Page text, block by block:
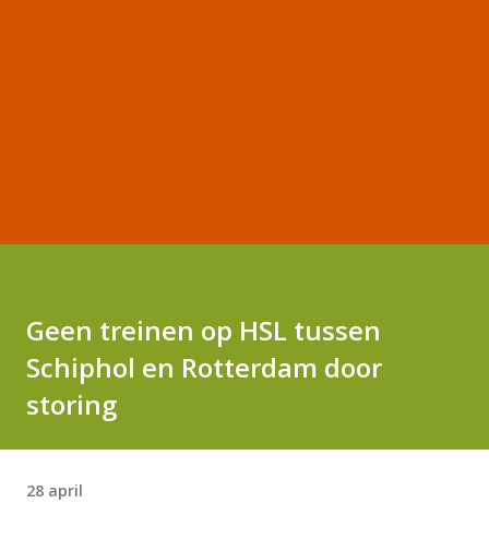
Geen treinen op HSL tussen
Schiphol en Rotterdam door
storing
28 april